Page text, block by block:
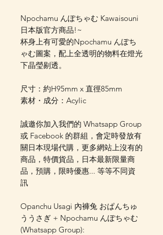
Npochamu んぽちゃむ Kawaisouni
日本版官方商品!~
杯身上有可愛的Npochamu んぽち
ゃむ圖案，配上全透明的物料在燈光
下晶瑩剔透。
尺寸：約H95mm x 直徑85mm
素材・成分：Acylic
誠邀你加入我們的 Whatsapp Group
或 Facebook 的群組，會定時發放有
關日本現場代購，更多網站上沒有的
商品，特價貨品，日本最新限量商
品，預購，限時優惠... 等等不同資
訊
Opanchu Usagi 內褲兔 おぱんちゅ
ううさぎ + Npochamu んぽちゃむ
(Whatsapp Group):